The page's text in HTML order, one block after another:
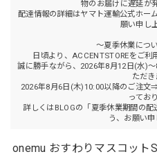
物のお届けに遅延が
配達情報の詳細はヤマト運輸公式ホー
願い申し
～夏季休業につ
日頃より、ACCENTSTOREをご利
誠に勝手ながら、2026年8月12日(水)
ただき
2026年8月6日(木)10:00以降のご注
ってお
詳しくはBLOGの「夏季休業期間の
う、お願い申
onemu おすわりマスコット